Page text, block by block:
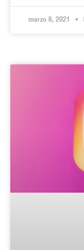
marzo 8, 2021